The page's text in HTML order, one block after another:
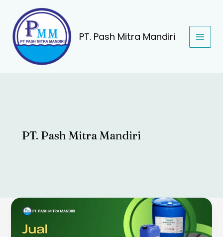
konten
PT. Pash Mitra Mandiri
PT. Pash Mitra Mandiri